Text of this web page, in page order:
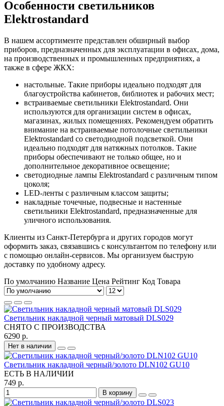
Особенности светильников
Elektrostandard
В нашем ассортименте представлен обширный выбор
приборов, предназначенных для эксплуатации в офисах, дома,
на производственных и промышленных предприятиях, а
также в сфере ЖКХ:
настольные. Такие приборы идеально подходят для
благоустройства кабинетов, библиотек и рабочих мест;
встраиваемые светильники Elektrostandard. Они
используются для организации систем в офисах,
магазинах, жилых помещениях. Рекомендуем обратить
внимание на встраиваемые потолочные светильники
Elektrostandard со светодиодной подсветкой. Они
идеально подходят для натяжных потолков. Такие
приборы обеспечивают не только общее, но и
дополнительное декоративное освещение;
светодиодные лампы Elektrostandard с различным типом
цоколя;
LED-ленты с различным классом защиты;
накладные точечные, подвесные и настенные
светильники Elektrostandard, предназначенные для
уличного использования.
Клиенты из Санкт-Петербурга и других городов могут
оформить заказ, связавшись с консультантом по телефону или
с помощью онлайн-сервисов. Мы организуем быструю
доставку по удобному адресу.
По умолчанию Название Цена Рейтинг Код Товара
Светильник накладной черный матовый DLS029
СНЯТО С ПРОИЗВОДСТВА
6290 р.
Нет в наличии
Светильник накладной черный/золото DLN102 GU10
ЕСТЬ В НАЛИЧИИ
749 р.
В корзину